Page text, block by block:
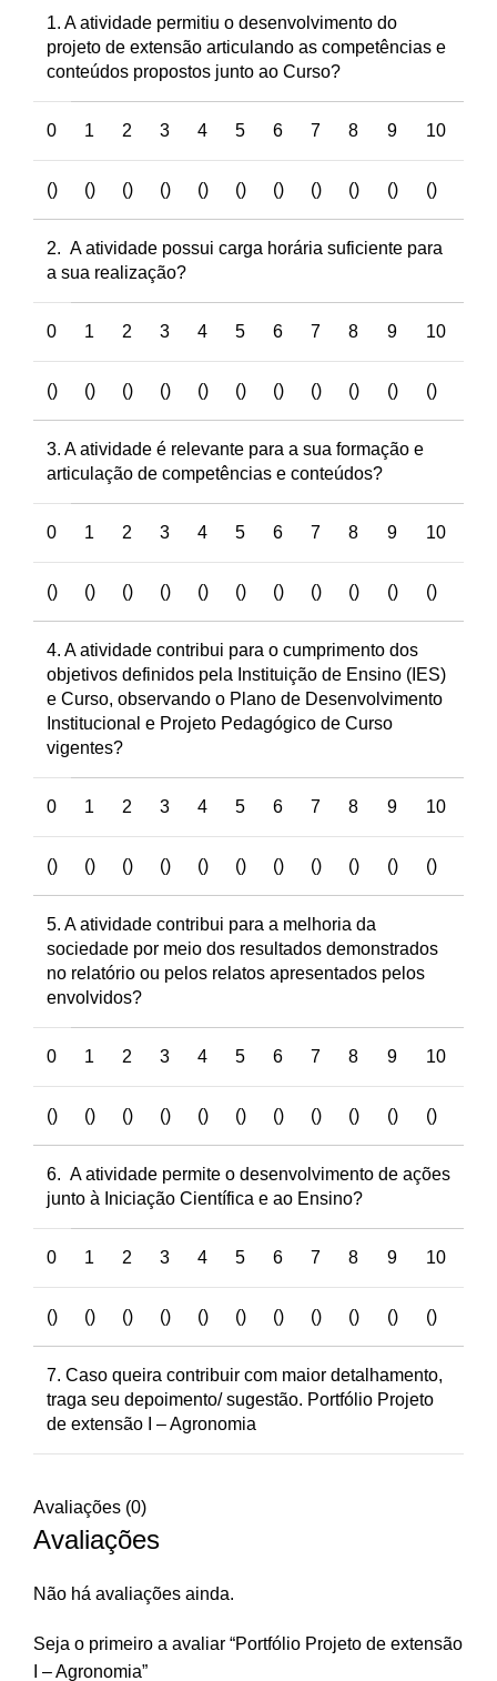
1. A atividade permitiu o desenvolvimento do
projeto de extensão articulando as competências e
conteúdos propostos junto ao Curso?
0 1 2 3 4 5 6 7 8 9 10
() () () () () () () () () () ()
2. A atividade possui carga horária suficiente para
a sua realização?
0 1 2 3 4 5 6 7 8 9 10
() () () () () () () () () () ()
3. A atividade é relevante para a sua formação e
articulação de competências e conteúdos?
0 1 2 3 4 5 6 7 8 9 10
() () () () () () () () () () ()
4. A atividade contribui para o cumprimento dos
objetivos definidos pela Instituição de Ensino (IES)
e Curso, observando o Plano de Desenvolvimento
Institucional e Projeto Pedagógico de Curso
vigentes?
0 1 2 3 4 5 6 7 8 9 10
() () () () () () () () () () ()
5. A atividade contribui para a melhoria da
sociedade por meio dos resultados demonstrados
no relatório ou pelos relatos apresentados pelos
envolvidos?
0 1 2 3 4 5 6 7 8 9 10
() () () () () () () () () () ()
6. A atividade permite o desenvolvimento de ações
junto à Iniciação Científica e ao Ensino?
0 1 2 3 4 5 6 7 8 9 10
() () () () () () () () () () ()
7. Caso queira contribuir com maior detalhamento,
traga seu depoimento/ sugestão. Portfólio Projeto
de extensão I – Agronomia
Avaliações (0)
Avaliações
Não há avaliações ainda.
Seja o primeiro a avaliar “Portfólio Projeto de extensão
I – Agronomia”